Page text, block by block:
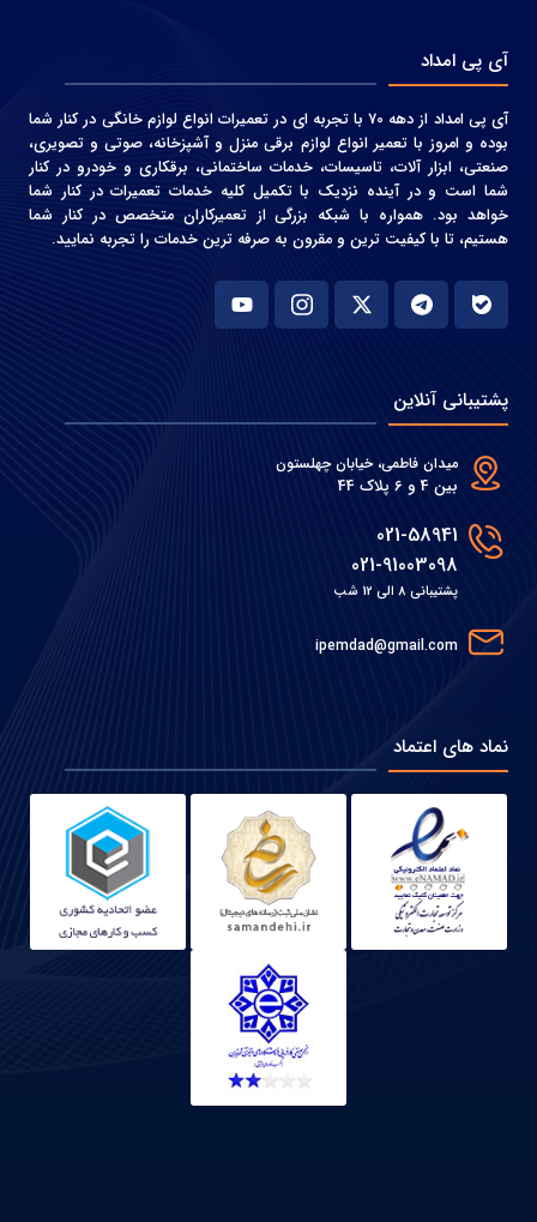
آی پی امداد
آی پی امداد از دهه 70 با تجربه ای در تعمیرات انواع لوازم خانگی در کنار شما
بوده و امروز با تعمیر انواع لوازم برقی منزل و آشپزخانه، صوتی و‌ تصویری،
صنعتی، ابزار آلات، تاسیسات، خدمات ساختمانی، برقکاری و خودرو در کنار
شما است و در آینده نزدیک با تکمیل کلیه خدمات تعمیرات در کنار شما
خواهد بود. همواره با شبکه بزرگی از تعمیرکاران متخصص در کنار شما
هستیم، تا با کیفیت ترین و مقرون به صرفه ترین خدمات را تجربه نمایید.
پشتیبانی آنلاین
میدان فاطمی، خیابان چهلستون
بین 4 و 6 پلاک 44
021-58941
021-91003098
پشتیبانی 8 الی 12 شب
ipemdad@gmail.com
نماد های اعتماد